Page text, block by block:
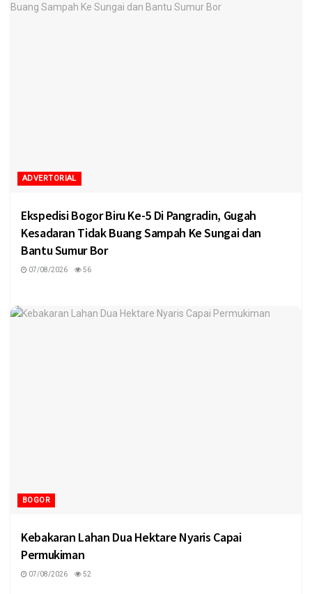
ADVERTORIAL
Ekspedisi Bogor Biru Ke-5 Di Pangradin, Gugah
Kesadaran Tidak Buang Sampah Ke Sungai dan
Bantu Sumur Bor
07/08/2026 56
BOGOR
Kebakaran Lahan Dua Hektare Nyaris Capai
Permukiman
07/08/2026 52